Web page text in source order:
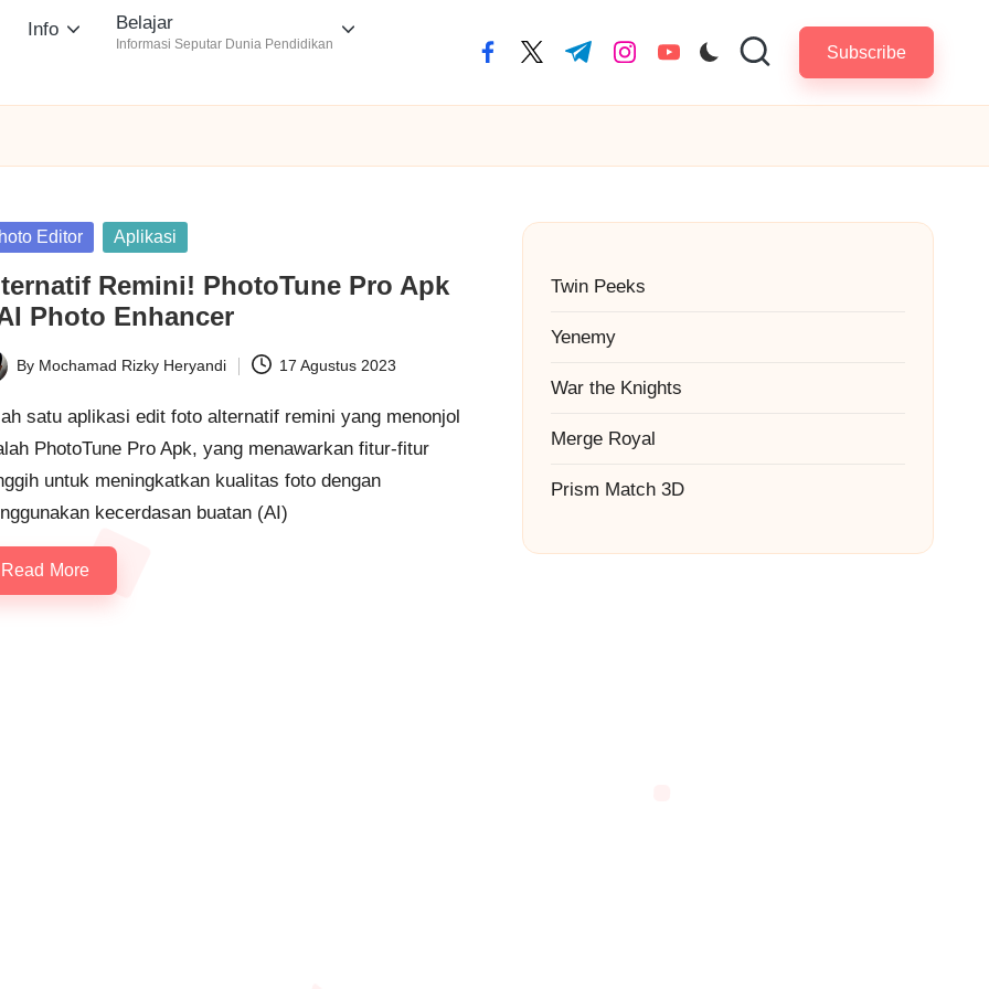
Info Belajar
Informasi Seputar Dunia Pendidikan
facebook.com
twitter.com
t.me instagram.com
youtube.com Subscribe
Editor Aplikasi
Remini! PhotoTune Pro Apk
Photo Enhancer
By Mochamad Rizky Heryandi 17 Agustus 2023
satu aplikasi edit foto alternatif remini yang menonjol
PhotoTune Pro Apk, yang menawarkan fitur-fitur
untuk meningkatkan kualitas foto dengan
kecerdasan buatan (AI)
Read More
Twin Peeks
Yenemy
War the Knights
Merge Royal
Prism Match 3D